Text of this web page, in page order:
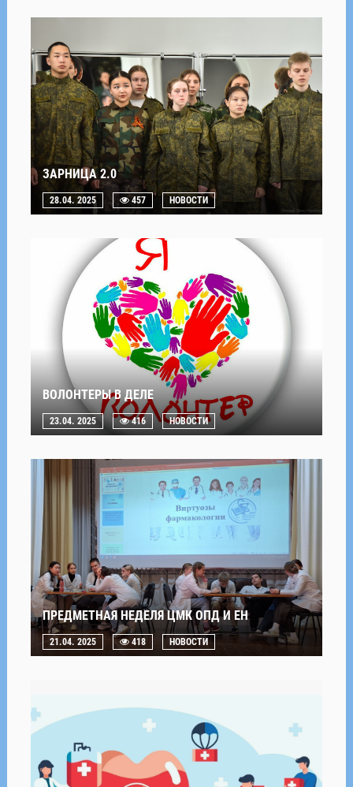
ЗАРНИЦА 2.0
28.04. 2025 457 НОВОСТИ
ВОЛОНТЕРЫ В ДЕЛЕ
23.04. 2025 416 НОВОСТИ
ПРЕДМЕТНАЯ НЕДЕЛЯ ЦМК ОПД И ЕН
21.04. 2025 418 НОВОСТИ